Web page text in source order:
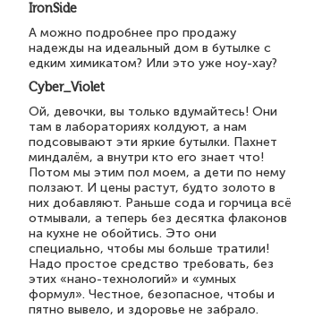
IronSide
А можно подробнее про продажу
надежды на идеальный дом в бутылке с
едким химикатом? Или это уже ноу-хау?
Cyber_Violet
Ой, девочки, вы только вдумайтесь! Они
там в лабораториях колдуют, а нам
подсовывают эти яркие бутылки. Пахнет
миндалём, а внутри кто его знает что!
Потом мы этим пол моем, а дети по нему
ползают. И цены растут, будто золото в
них добавляют. Раньше сода и горчица всё
отмывали, а теперь без десятка флаконов
на кухне не обойтись. Это они
специально, чтобы мы больше тратили!
Надо простое средство требовать, без
этих «нано-технологий» и «умных
формул». Честное, безопасное, чтобы и
пятно вывело, и здоровье не забрало.